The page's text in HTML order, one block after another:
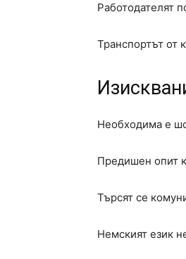
Работодателят
Транспортът от
Необходима е
Предишен опит
Търсят се
Немският език